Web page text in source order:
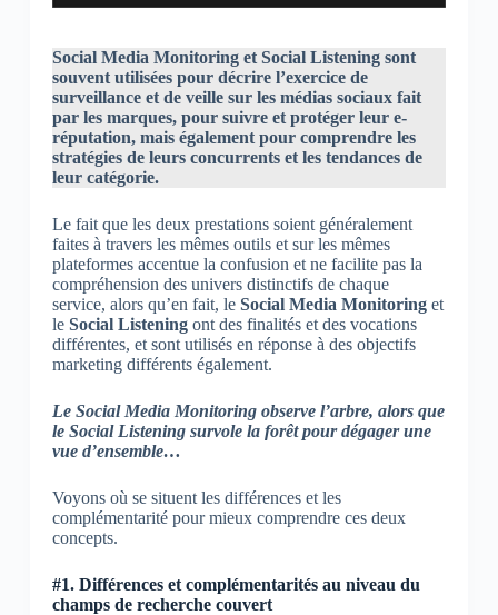
Social Media Monitoring et Social Listening sont
souvent utilisées pour décrire l’exercice de
surveillance et de veille sur les médias sociaux fait
par les marques, pour suivre et protéger leur e-
réputation, mais également pour comprendre les
stratégies de leurs concurrents et les tendances de
leur catégorie.
Le fait que les deux prestations soient généralement
faites à travers les mêmes outils et sur les mêmes
plateformes accentue la confusion et ne facilite pas la
compréhension des univers distinctifs de chaque
service, alors qu’en fait, le Social Media Monitoringet
le Social Listeningont des finalités et des vocations
différentes, et sont utilisés en réponse à des objectifs
marketing différents également.
Le Social Media Monitoring observe l’arbre, alors que
le Social Listening survole la forêt pour dégager une
vue d’ensemble…
Voyons où se situent les différences et les
complémentarité pour mieux comprendre ces deux
concepts.
#1. Différences et complémentarités au niveau du
champs de recherche couvert